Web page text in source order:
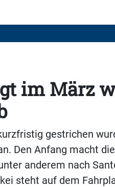
im März
gestrichen
Den Anfang macht
anderem nach
steht auf dem